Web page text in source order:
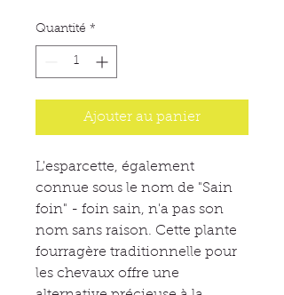
Quantité *
Ajouter au panier
L'esparcette, également
connue sous le nom de "Sain
foin" - foin sain, n'a pas son
nom sans raison. Cette plante
fourragère traditionnelle pour
les chevaux offre une